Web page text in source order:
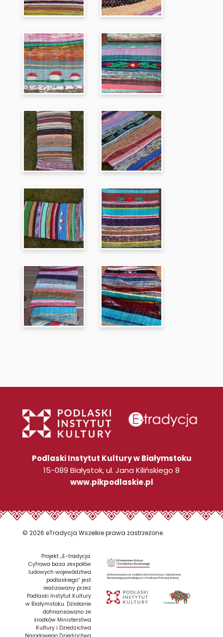
Podlaski Instytut Kultury w Białymstoku
15-089 Białystok, ul. Jana Kilińskiego 8
www.pikpodlaskie.pl
© 2026 eTradycja Wszelkie prawa zastrzeżone.
Projekt „E-tradycja.
Cyfrowa baza zespołów
ludowych województwa
podlaskiego” jest
realizowany przez
Podlaski Instytut Kultury
w Białymstoku. Działanie
dofinansowano ze
środków Ministerstwa
Kultury i Dziedzictwa